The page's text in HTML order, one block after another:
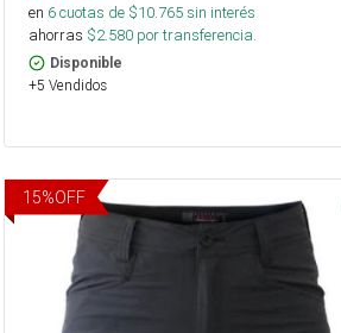
en 6cuotas de $10.765sin interés
ahorras $2.580 por transferencia.
Disponible
+5 Vendidos
15%OFF